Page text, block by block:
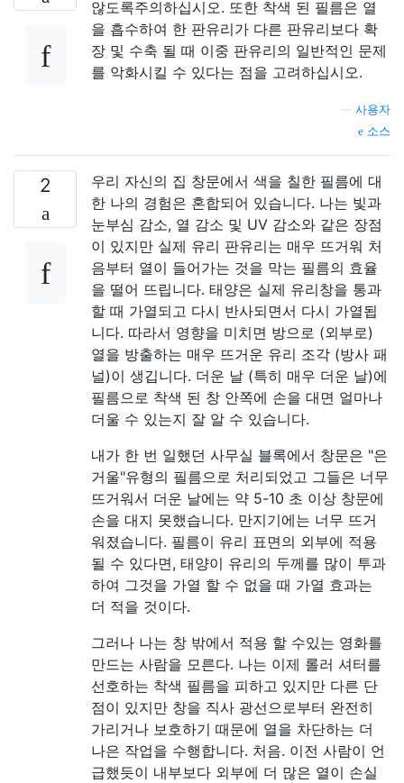
않도록주의하십시오. 또한 착색 된 필름은 열
을 흡수하여 한 판유리가 다른 판유리보다 확
장 및 수축 될 때 이중 판유리의 일반적인 문제
를 악화시킬 수 있다는 점을 고려하십시오.
사용자
소스
2
우리 자신의 집 창문에서 색을 칠한 필름에 대
한 나의 경험은 혼합되어 있습니다. 나는 빛과
눈부심 감소, 열 감소 및 UV 감소와 같은 장점
이 있지만 실제 유리 판유리는 매우 뜨거워 처
음부터 열이 들어가는 것을 막는 필름의 효율
을 떨어 뜨립니다. 태양은 실제 유리창을 통과
할 때 가열되고 다시 반사되면서 다시 가열됩
니다. 따라서 영향을 미치면 방으로 (외부로)
열을 방출하는 매우 뜨거운 유리 조각 (방사 패
널)이 생깁니다. 더운 날 (특히 매우 더운 날)에
필름으로 착색 된 창 안쪽에 손을 대면 얼마나
더울 수 있는지 잘 알 수 있습니다.
내가 한 번 일했던 사무실 블록에서 창문은 "은
거울"유형의 필름으로 처리되었고 그들은 너무
뜨거워서 더운 날에는 약 5-10 초 이상 창문에
손을 대지 못했습니다. 만지기에는 너무 뜨거
워졌습니다. 필름이 유리 표면의 외부에 적용
될 수 있다면, 태양이 유리의 두께를 많이 투과
하여 그것을 가열 할 수 없을 때 가열 효과는
더 적을 것이다.
그러나 나는 창 밖에서 적용 할 수있는 영화를
만드는 사람을 모른다. 나는 이제 롤러 셔터를
선호하는 착색 필름을 피하고 있지만 다른 단
점이 있지만 창을 직사 광선으로부터 완전히
가리거나 보호하기 때문에 열을 차단하는 더
나은 작업을 수행합니다. 처음. 이전 사람이 언
급했듯이 내부보다 외부에 더 많은 열이 손실